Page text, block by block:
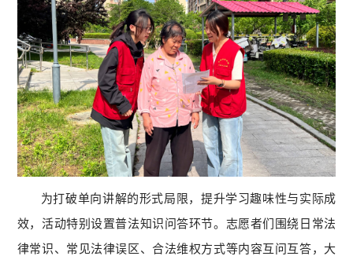
为打破单向讲解的形式局限，提升学习趣味性与实际成
效，活动特别设置普法知识问答环节。志愿者们围绕日常法
律常识、常见法律误区、合法维权方式等内容互问互答，大